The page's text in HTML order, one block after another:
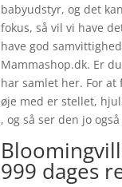
babyudstyr, og det
fokus, så vil vi have
have god
Mammashop.dk. Er
har samlet her. For
øje med er stellet,
, og så ser den jo
999 dages